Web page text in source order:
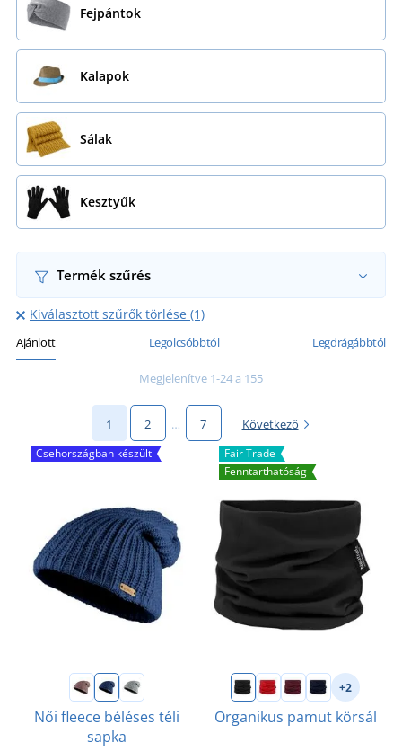
Fejpántok
Kalapok
Sálak
Kesztyűk
Termék szűrés
Kiválasztott szűrők törlése (1)
Ajánlott Legolcsóbbtól Legdrágábbtól
Megjelenítve 1-24 a 155
1 2 … 7 Következő
Csehországban készült
Női fleece béléses téli
sapka
Fair Trade
Fenntarthatóság
+2
Organikus pamut körsál